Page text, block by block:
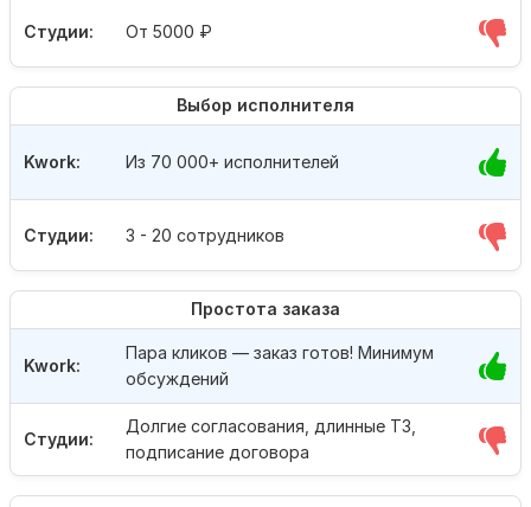
Студии: От 5000 ₽
Выбор исполнителя
Студии: 3 - 20 сотрудников
Kwork: Из 70 000+ исполнителей
Простота заказа
Студии:
Долгие согласования, длинные ТЗ,
подписание договора
Kwork:
Пара кликов — заказ готов! Минимум
обсуждений